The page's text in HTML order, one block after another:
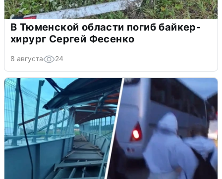
В Тюменской области погиб байкер-
хирург Сергей Фесенко
8 августа 24